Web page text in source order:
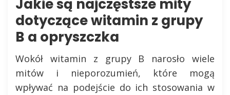
Jakie są najczęstsze mity
dotyczące witamin z grupy
B a opryszczka
Wokół witamin z grupy B narosło wiele
mitów i nieporozumień, które mogą
wpływać na podejście do ich stosowania w